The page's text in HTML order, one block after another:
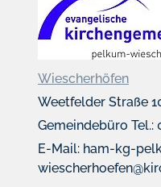
Wiescherhöfen
Weetfelder Straße
Gemeindebüro Tel.:
E-Mail: ham-kg-